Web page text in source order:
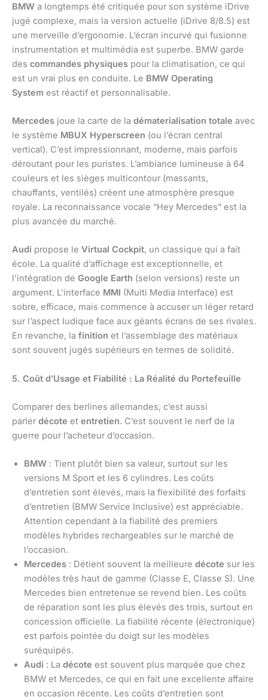
BMW a longtemps été critiquée pour son système iDrive
jugé complexe, mais la version actuelle (iDrive 8/8.5) est
une merveille d’ergonomie. L’écran incurvé qui fusionne
instrumentation et multimédia est superbe. BMW garde
des commandes physiques pour la climatisation, ce qui
est un vrai plus en conduite. Le BMW Operating
System est réactif et personnalisable.
Mercedes joue la carte de la dématerialisation totale avec
le système MBUX Hyperscreen (ou l’écran central
vertical). C’est impressionnant, moderne, mais parfois
déroutant pour les puristes. L’ambiance lumineuse à 64
couleurs et les sièges multicontour (massants,
chauffants, ventilés) créent une atmosphère presque
royale. La reconnaissance vocale “Hey Mercedes” est la
plus avancée du marché.
Audi propose le Virtual Cockpit, un classique qui a fait
école. La qualité d’affichage est exceptionnelle, et
l’intégration de Google Earth (selon versions) reste un
argument. L’interface MMI (Multi Media Interface) est
sobre, efficace, mais commence à accuser un léger retard
sur l’aspect ludique face aux géants écrans de ses rivales.
En revanche, la finition et l’assemblage des matériaux
sont souvent jugés supérieurs en termes de solidité.
5. Coût d’Usage et Fiabilité : La Réalité du Portefeuille
Comparer des berlines allemandes, c’est aussi
parler décote et entretien. C’est souvent le nerf de la
guerre pour l’acheteur d’occasion.
BMW : Tient plutôt bien sa valeur, surtout sur les
versions M Sport et les 6 cylindres. Les coûts
d’entretien sont élevés, mais la flexibilité des forfaits
d’entretien (BMW Service Inclusive) est appréciable.
Attention cependant à la fiabilité des premiers
modèles hybrides rechargeables sur le marché de
l’occasion.
Mercedes : Détient souvent la meilleure décote sur les
modèles très haut de gamme (Classe E, Classe S). Une
Mercedes bien entretenue se revend bien. Les coûts
de réparation sont les plus élevés des trois, surtout en
concession officielle. La fiabilité récente (électronique)
est parfois pointée du doigt sur les modèles
suréquipés.
Audi : La décote est souvent plus marquée que chez
BMW et Mercedes, ce qui en fait une excellente affaire
en occasion récente. Les coûts d’entretien sont